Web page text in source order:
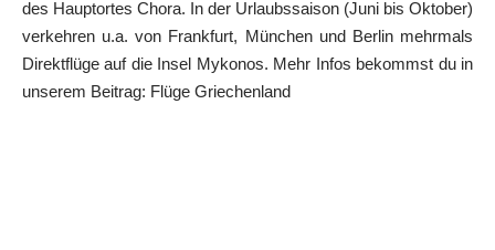
des Hauptortes Chora. In der Urlaubssaison (Juni bis Oktober)
verkehren u.a. von Frankfurt, München und Berlin mehrmals
Direktflüge auf die Insel Mykonos. Mehr Infos bekommst du in
unserem Beitrag: Flüge Griechenland